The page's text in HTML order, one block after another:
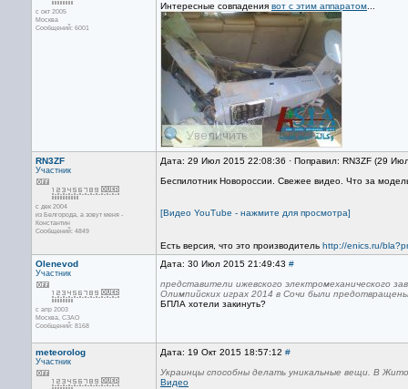
с окт 2005
Москва
Сообщений: 6001
Интересные совпадения вот с этим аппаратом
RN3ZF
Участник
с дек 2004
из Белгорода, а зовут меня -
Константин
Сообщений: 4849
Дата: 29 Июл 2015 22:08:36 · Поправил: RN3ZF (29
Беспилотник Новороссии. Свежее видео. Что за
[Видео YouTube - нажмите для просмотра]
Есть версия, что это производитель http://enics.ru/
Olenevod
Участник
с апр 2003
Москва, СЗАО
Сообщений: 8168
Дата: 30 Июл 2015 21:49:43 #
представители ижевского электромеханического
Олимпийских играх 2014 в Сочи были
БПЛА хотели закинуть?
meteorolog
Участник
Дата: 19 Окт 2015 18:57:12 #
Украинцы способны делать уникальные вещи. В
Видео